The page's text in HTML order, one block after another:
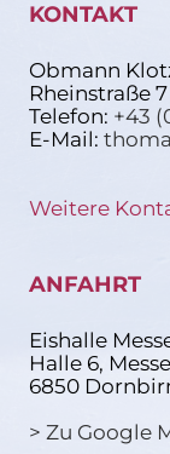
KONTAKT
Obmann
Rheinstraße
Telefon: +43
E-Mail:
Weitere
ANFAHRT
Eishalle
Halle 6,
6850
> Zu Google